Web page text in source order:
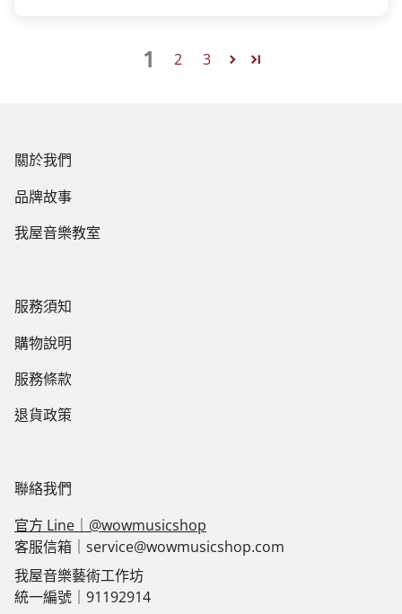
1 2 3
關於我們
品牌故事
我屋音樂教室
服務須知
購物說明
服務條款
退貨政策
聯絡我們
官方 Line｜@wowmusicshop
客服信箱｜service@wowmusicshop.com
我屋音樂藝術工作坊
統一編號｜91192914